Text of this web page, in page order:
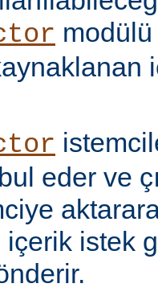
modülü
eder ve
içerik istek